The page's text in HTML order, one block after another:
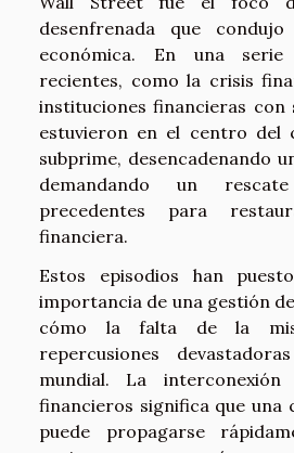
desenfrenada que
económica. En una
recientes, como la crisis
instituciones financieras con
estuvieron en el centro del
subprime, desencadenando
demandando un
precedentes para
financiera.
Estos episodios han
importancia de una gestión
cómo la falta de la
repercusiones
mundial. La
financieros significa que una
puede propagarse